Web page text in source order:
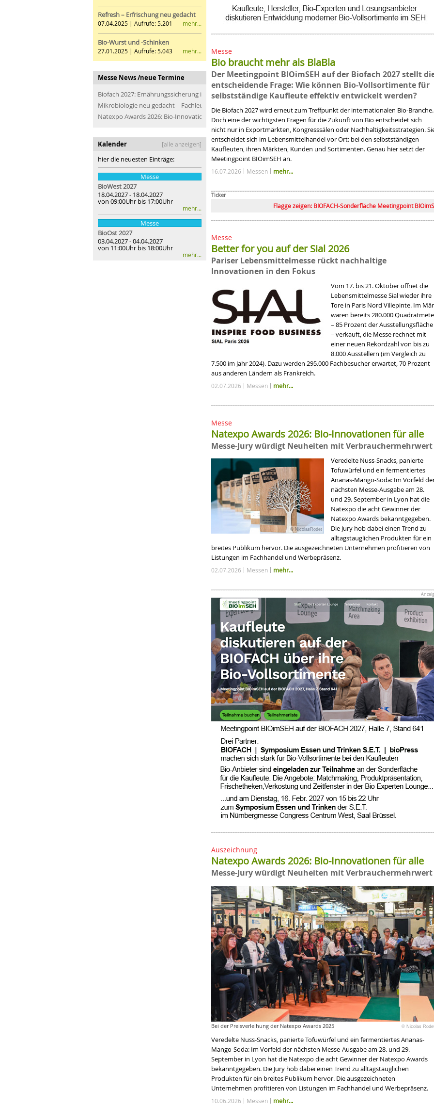
Refresh – Erfrischung neu gedacht
07.04.2025 | Aufrufe: 5.201 mehr...
Bio-Wurst und -Schinken
27.01.2025 | Aufrufe: 5.043 mehr...
Messe News /neue Termine
Biofach 2027: Ernährungssicherung im Blick
Mikrobiologie neu gedacht – Fachleute der Branche treffen
Natexpo Awards 2026: Bio-Innovationen für alle
Kalender [alle anzeigen]
hier die neuesten Einträge:
Messe
BioWest 2027
18.04.2027 - 18.04.2027
von 09:00Uhr bis 17:00Uhr
mehr...
Messe
BioOst 2027
03.04.2027 - 04.04.2027
von 11:00Uhr bis 18:00Uhr
mehr...
Messe
Bio braucht mehr als BlaBla
Der Meetingpoint BIOimSEH auf der Biofach 2027 stellt
entscheidende Frage: Wie können Bio-Vollsortimente für
selbstständige Kaufleute effektiv entwickelt werden?
Die Biofach 2027 wird erneut zum Treffpunkt der internationalen Bio-Branche.
Doch eine der wichtigsten Fragen für die Zukunft von Bio entscheidet sich
nicht nur in Exportmärkten, Kongresssälen oder Nachhaltigkeitsstrategien.
entscheidet sich im Lebensmittelhandel vor Ort: bei den selbstständigen
Kaufleuten, ihren Märkten, Kunden und Sortimenten. Genau hier setzt der
Meetingpoint BIOimSEH an.
16.07.2026 Messen mehr...
Ticker
Flagge zeigen: BIOFACH-Sonderfläche Meetingpoint BIOimSEH
Messe
Better for you auf der Sial 2026
Pariser Lebensmittelmesse rückt nachhaltige
Innovationen in den Fokus
Vom 17. bis 21. Oktober öffnet die
Lebensmittelmesse Sial wieder ihre
Tore in Paris Nord Villepinte. Im
waren bereits 280.000
– 85 Prozent der Ausstellungsfläche
– verkauft, die Messe rechnet mit
einer neuen Rekordzahl von bis zu
8.000 Ausstellern (im Vergleich zu
7.500 im Jahr 2024). Dazu werden 295.000 Fachbesucher erwartet, 70 Prozent
aus anderen Ländern als Frankreich.
02.07.2026 Messen mehr...
Messe
Natexpo Awards 2026: Bio-Innovationen für alle
Messe-Jury würdigt Neuheiten mit Verbrauchermehrwert
© NicolasRodet
Veredelte Nuss-Snacks, panierte
Tofuwürfel und ein fermentiertes
Ananas-Mango-Soda: Im Vorfeld
nächsten Messe-Ausgabe am 28.
und 29. September in Lyon hat die
Natexpo die acht Gewinner der
Natexpo Awards bekanntgegeben.
Die Jury hob dabei einen Trend zu
alltagstauglichen Produkten für ein
breites Publikum hervor. Die ausgezeichneten Unternehmen profitieren von
Listungen im Fachhandel und Werbepräsenz.
02.07.2026 Messen mehr...
Auszeichnung
Natexpo Awards 2026: Bio-Innovationen für alle
Messe-Jury würdigt Neuheiten mit Verbrauchermehrwert
© Nicolas
Bei der Preisverleihung der Natexpo Awards 2025
Veredelte Nuss-Snacks, panierte Tofuwürfel und ein fermentiertes Ananas-
Mango-Soda: Im Vorfeld der nächsten Messe-Ausgabe am 28. und 29.
September in Lyon hat die Natexpo die acht Gewinner der Natexpo Awards
bekanntgegeben. Die Jury hob dabei einen Trend zu alltagstauglichen
Produkten für ein breites Publikum hervor. Die ausgezeichneten
Unternehmen profitieren von Listungen im Fachhandel und Werbepräsenz.
10.06.2026 Messen mehr...